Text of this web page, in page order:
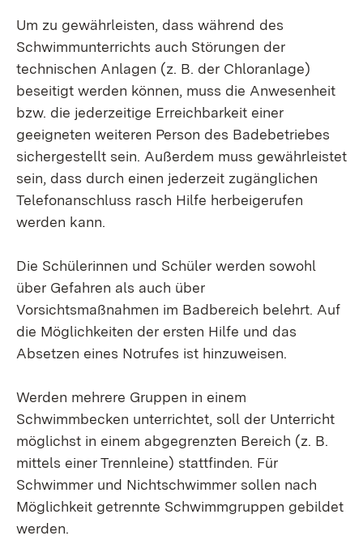
Um zu gewährleisten, dass während des
Schwimmunterrichts auch Störungen der
technischen Anlagen (z. B. der Chloranlage)
beseitigt werden können, muss die Anwesenheit
bzw. die jederzeitige Erreichbarkeit einer
geeigneten weiteren Person des Badebetriebes
sichergestellt sein. Außerdem muss gewährleistet
sein, dass durch einen jederzeit zugänglichen
Telefonanschluss rasch Hilfe herbeigerufen
werden kann.
Die Schülerinnen und Schüler werden sowohl
über Gefahren als auch über
Vorsichtsmaßnahmen im Badbereich belehrt. Auf
die Möglichkeiten der ersten Hilfe und das
Absetzen eines Notrufes ist hinzuweisen.
Werden mehrere Gruppen in einem
Schwimmbecken unterrichtet, soll der Unterricht
möglichst in einem abgegrenzten Bereich (z. B.
mittels einer Trennleine) stattfinden. Für
Schwimmer und Nichtschwimmer sollen nach
Möglichkeit getrennte Schwimmgruppen gebildet
werden.